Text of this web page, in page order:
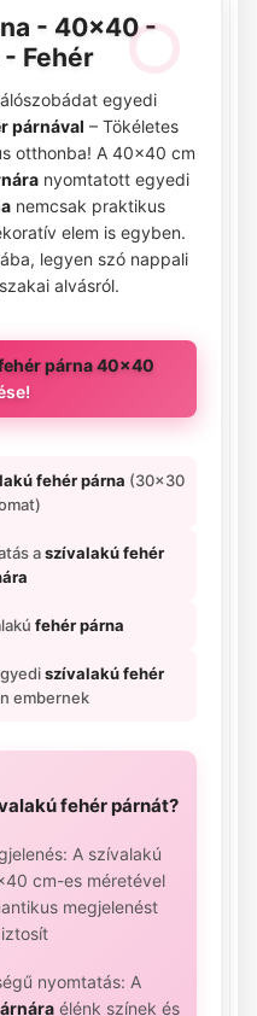
- 40x40 -
Fehér
egyedi
párnával – Tökéletes
otthonba! A 40x40 cm
nyomtatott egyedi
nemcsak praktikus
elem is egyben.
legyen szó nappali
alvásról.
párna 40x40
fehér párna (30x30
aszívalakú fehér
fehér párna
szívalakú fehér
embernek
fehér párnát?
A szívalakú
cm-es méretével
megjelenést
nyomtatás: A
élénk színek és